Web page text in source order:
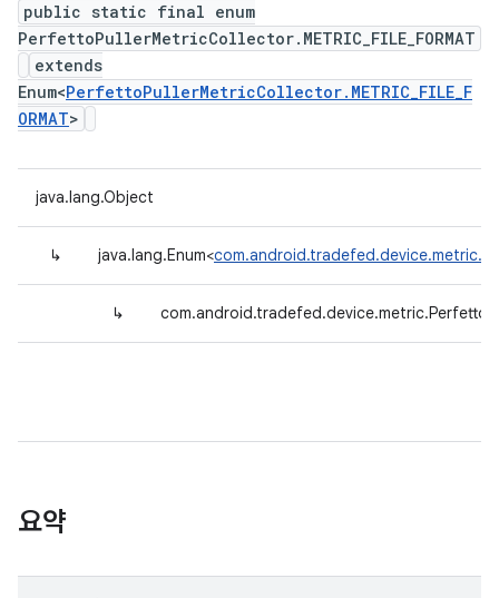
public static final enum
PerfettoPullerMetricCollector.METRIC_FILE_FORMAT
extends
Enum<PerfettoPullerMetricCollector.METRIC_FILE_F
ORMAT>
java.lang.Object
↳ java.lang.Enum<
↳
요약